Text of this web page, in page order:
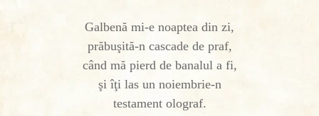
Galbenă mi-e noaptea din zi,
prăbuşită-n cascade de praf,
când mă pierd de banalul a fi,
şi îţi las un noiembrie-n
testament olograf.